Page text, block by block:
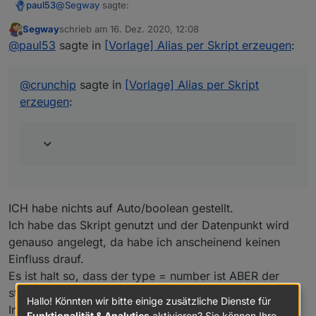
Der PR hat nichts mit Influx zu tun, sondern
Laie halt rüber.
paul53@Segway sagte:
nur Boolean Werte in die Influx schreiben kann ?
Ich verwende Influx nicht, kenne mich also auch nicht
aus.
@crunchip
Influx/Grafana nicht mehr und dir wird "no data"
angezeigt.
Offline
Segwayschrieb am 16. Dez. 2020, 12:08
zuletzt editiert von
@paul53 sagte in [Vorlage] Alias per Skript erzeugen:
@crunchip sagte in [Vorlage] Alias per Skript
erzeugen:
ICH habe nichts auf Auto/boolean gestellt.
Ich habe das Skript genutzt und der Datenpunkt wird
genauso angelegt, da habe ich anscheinend keinen
Einfluss drauf.
Es ist halt so, dass der type = number ist ABER der
storagetype = boolean
In dem Skript sehe ich nirgends wo der storagetype
Hallo! Könnten wir bitte einige zusätzliche Dienste für